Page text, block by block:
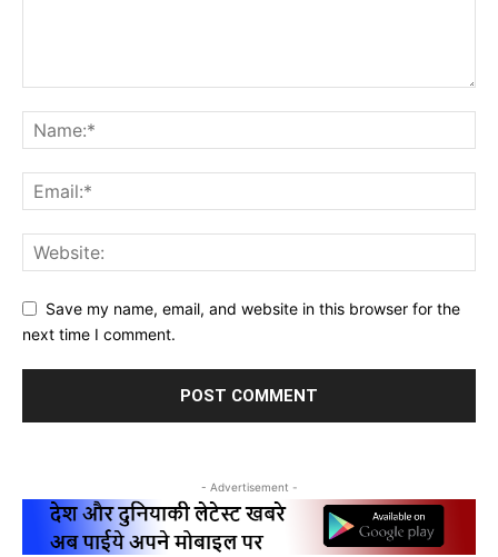
Save my name, email, and website in this browser for the
next time I comment.
- Advertisement -